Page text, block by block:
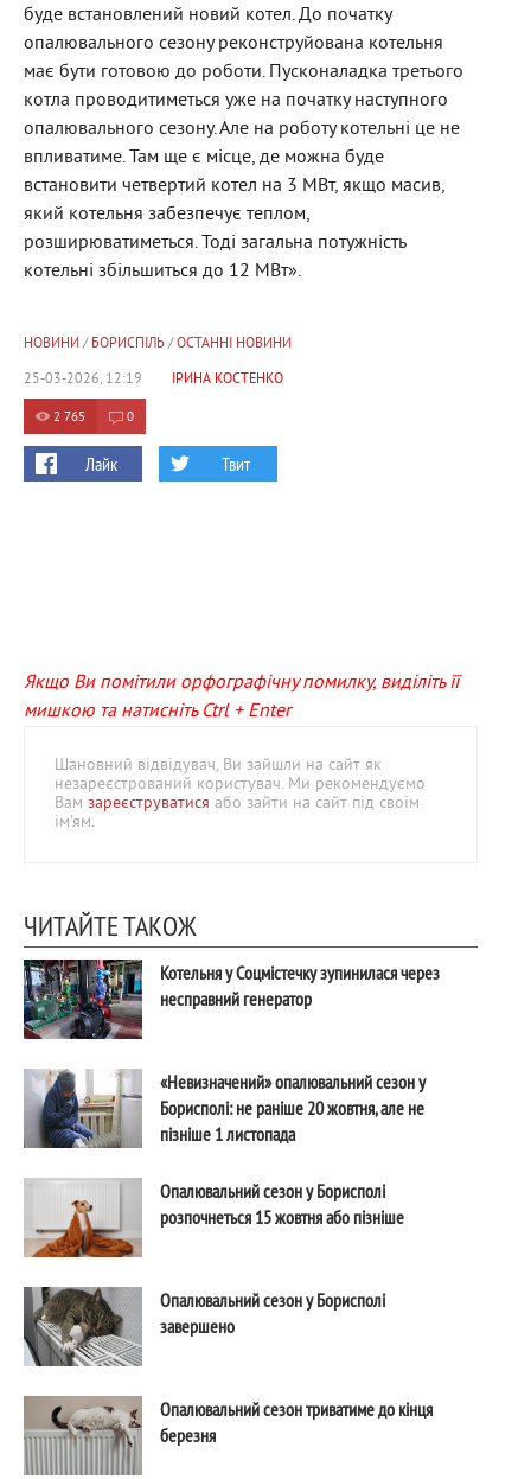
буде встановлений новий котел. До початку
опалювального сезону реконструйована котельня
має бути готовою до роботи. Пусконаладка третього
котла проводитиметься уже на початку наступного
опалювального сезону. Але на роботу котельні це не
впливатиме. Там ще є місце, де можна буде
встановити четвертий котел на 3 МВт, якщо масив,
який котельня забезпечує теплом,
розширюватиметься. Тоді загальна потужність
котельні збільшиться до 12 МВт».
НОВИНИ/ БОРИСПІЛЬ/ ОСТАННІ НОВИНИ
25-03-2026, 12:19
ІРИНА КОСТЕНКО
2 765 0
Лайк Твит
Якщо Ви помітили орфографічну помилку, виділіть її
мишкою та натисніть Ctrl + Enter
Шановний відвідувач, Ви зайшли на сайт як
незареєстрований користувач. Ми рекомендуємо
Вам зареєструватися або зайти на сайт під своїм
ім'ям.
ЧИТАЙТЕ ТАКОЖ
Котельня у Соцмістечку зупинилася через
несправний генератор
«Невизначений» опалювальний сезон у
Борисполі: не раніше 20 жовтня, але не
пізніше 1 листопада
Опалювальний сезон у Борисполі
розпочнеться 15 жовтня або пізніше
Опалювальний сезон у Борисполі
завершено
Опалювальний сезон триватиме до кінця
березня